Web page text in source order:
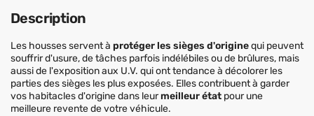
Description
Les housses servent à protéger les sièges d'originequi peuvent
souffrir d'usure, de tâches parfois indélébiles ou de brûlures, mais
aussi de l'exposition aux U.V. qui ont tendance à décolorer les
parties des sièges les plus exposées. Elles contribuent à garder
vos habitacles d'origine dans leurmeilleur état pour une
meilleure revente de votre véhicule.